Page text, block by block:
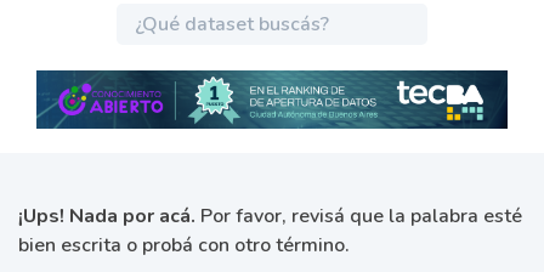
¡Ups! Nada por acá. Por favor, revisá que la palabra esté
bien escrita o probá con otro término.